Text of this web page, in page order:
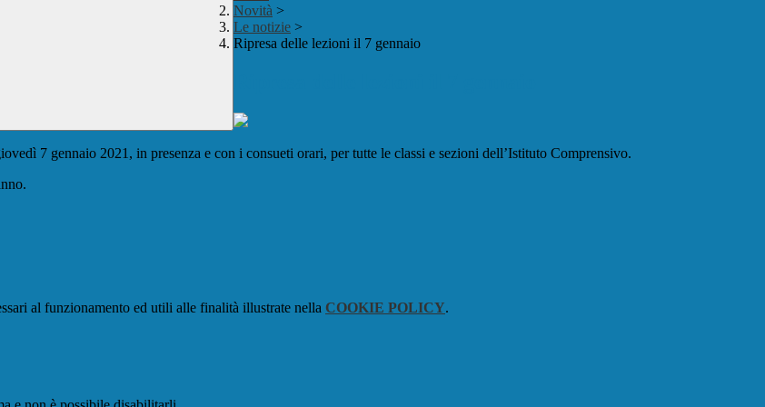
Novità >
Le notizie >
Ripresa delle lezioni il 7 gennaio
7 gennaio 2021, in presenza e con i consueti orari, per tutte le classi e sezioni dell’Istituto Comprensivo.
al funzionamento ed utili alle finalità illustrate nella COOKIE POLICY.